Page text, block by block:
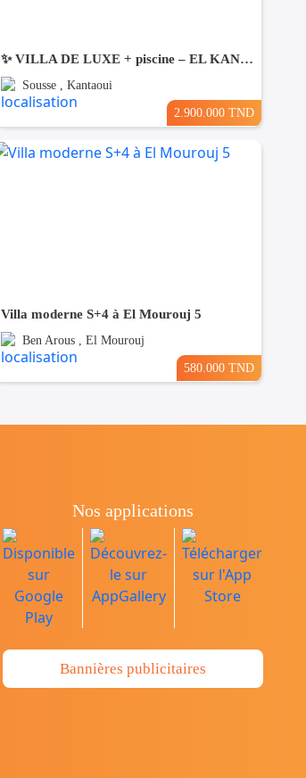
​✨ VILLA DE LUXE + piscine – EL KANTAOUI, SOUSSE
Sousse , Kantaoui
2.900.000 TND
Villa moderne S+4 à El Mourouj 5
Ben Arous , El Mourouj
580.000 TND
Nos applications
Bannières publicitaires